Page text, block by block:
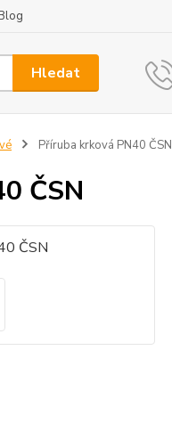
Hledat
Příruba krková PN40 ČSN
ČSN